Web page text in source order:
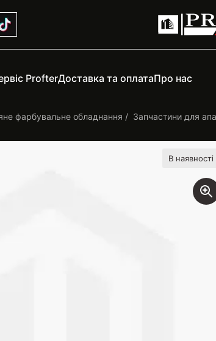
ProfterДоставка та оплатаПро нас
фарбувальне обладнання Запчастини для
В наявності